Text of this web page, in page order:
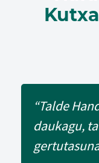
“Talde
daukagu,